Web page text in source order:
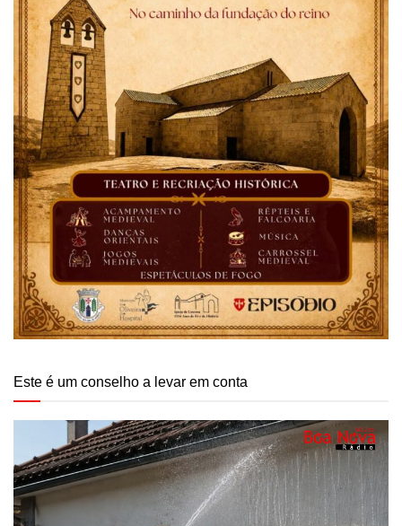
Este é um conselho a levar em conta